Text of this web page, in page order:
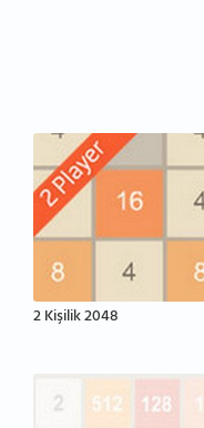
2 Kişilik 2048